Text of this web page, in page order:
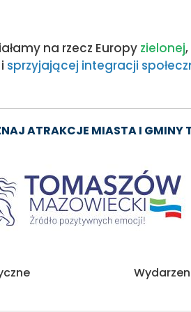
na rzecz Europy zielonej,
i sprzyjającej integracji
ATRAKCJE MIASTA I GMINY